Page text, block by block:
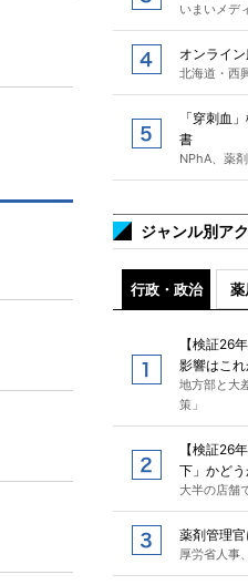
いまいメデ
オンライ
北海道・西
「穿刺血
書
NPhA、薬
ジャンル別ア
行政・政治 薬
【検証26
影響はこれ
地方部と大
策」
【検証26
下」かど
大半の店舗
薬剤管理
厚労省人事